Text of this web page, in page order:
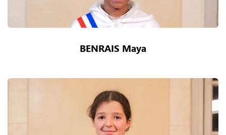
BENRAIS Maya